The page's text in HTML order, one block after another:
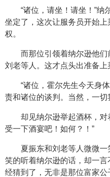
“诸位，请坐！请坐！”纳
坐定了，这次让服务员开始
权。
而那位引领着纳尔逊他
刘老等人。这才点头出准备上
“诸位，霍尔先生今天身
责和诸位的谈判。当然，一切
却见纳尔逊举起酒杯，
受一下酒宴吧！如何？！”
夏振东和刘老等人微微
笑的听着纳尔逊的话，却一
经猜到了，无非是那位富家公